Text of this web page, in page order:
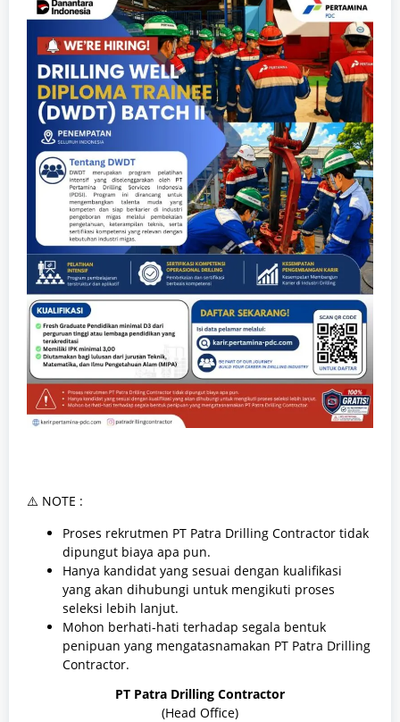
⚠️ NOTE :
Proses rekrutmen PT Patra Drilling Contractor tidak
dipungut biaya apa pun.
Hanya kandidat yang sesuai dengan kualifikasi
yang akan dihubungi untuk mengikuti proses
seleksi lebih lanjut.
Mohon berhati-hati terhadap segala bentuk
penipuan yang mengatasnamakan PT Patra Drilling
Contractor.
PT Patra Drilling Contractor
(Head Office)